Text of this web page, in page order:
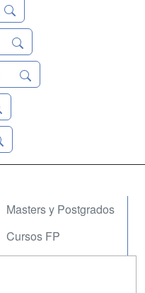
Masters y Postgrados
Cursos FP